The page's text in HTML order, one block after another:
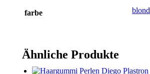
farbe blond
Ähnliche Produkte